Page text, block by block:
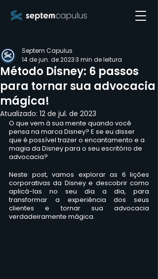
Método Disney: 6 passos
para tornar sua advocacia
mágica!
Septem Capulus
14 de jun. de 20233 min de leitura
Atualizado: 12 de jul. de 2023
O que vem à sua mente quando você
pensa na marca Disney? E se eu disser
que é possível trazer o encantamento e a
magia da Disney para o seu escritório de
advocacia?
Neste post, vamos explorar as 6 lições
corporativas da Disney e descobrir como
aplicá-las no seu dia a dia, para
transformar a experiência dos seus
clientes e tornar sua advocacia
verdadeiramente mágica.